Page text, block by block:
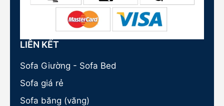
LIÊN KẾT
Sofa Giường - Sofa Bed
Sofa giá rẻ
Sofa băng (văng)